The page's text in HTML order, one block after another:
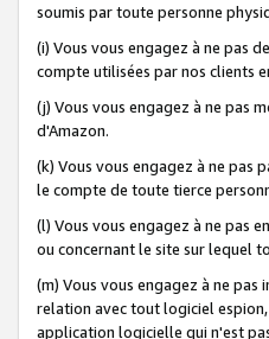
soumis par toute personne
(i) Vous vous engagez à ne pas
compte utilisées par nos clients
(j) Vous vous engagez à ne pas
d'Amazon.
(k) Vous vous engagez à ne pas
le compte de toute tierce
(l) Vous vous engagez à ne pas
ou concernant le site sur lequel
(m) Vous vous engagez à ne pas
relation avec tout logiciel
application logicielle qui n'est